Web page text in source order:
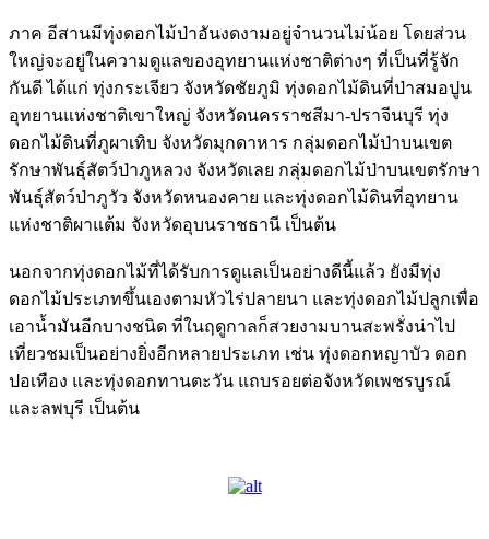
ภาค อีสานมีทุ่งดอกไม้ป่าอันงดงามอยู่จำนวนไม่น้อย โดยส่วน
ใหญ่จะอยู่ในความดูแลของอุทยานแห่งชาติต่างๆ ที่เป็นที่รู้จัก
กันดี ได้แก่ ทุ่งกระเจียว จังหวัดชัยภูมิ ทุ่งดอกไม้ดินที่ป่าสมอปูน
อุทยานแห่งชาติเขาใหญ่ จังหวัดนครราชสีมา-ปราจีนบุรี ทุ่ง
ดอกไม้ดินที่ภูผาเทิบ จังหวัดมุกดาหาร กลุ่มดอกไม้ป่าบนเขต
รักษาพันธุ์สัตว์ป่าภูหลวง จังหวัดเลย กลุ่มดอกไม้ป่าบนเขตรักษา
พันธุ์สัตว์ป่าภูวัว จังหวัดหนองคาย และทุ่งดอกไม้ดินที่อุทยาน
แห่งชาติผาแต้ม จังหวัดอุบนราชธานี เป็นต้น
นอกจากทุ่งดอกไม้ที่ได้รับการดูแลเป็นอย่างดีนี้แล้ว ยังมีทุ่ง
ดอกไม้ประเภทขึ้นเองตามหัวไร่ปลายนา และทุ่งดอกไม้ปลูกเพื่อ
เอาน้ำมันอีกบางชนิด ที่ในฤดูกาลก็สวยงามบานสะพรั่งน่าไป
เที่ยวชมเป็นอย่างยิ่งอีกหลายประเภท เช่น ทุ่งดอกหญาบัว ดอก
ปอเทือง และทุ่งดอกทานตะวัน แถบรอยต่อจังหวัดเพชรบูรณ์
และลพบุรี เป็นต้น